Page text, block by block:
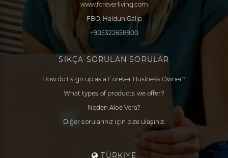
www.foreverliving.com
FBO: Haldun Galip
+905322658900
SIKÇA SORULAN SORULAR
How do I sign up as a Forever Business Owner?
What types of products we offer?
Neden Aloe Vera?
Diğer sorularınız için bize ulaşınız.
TÜRKIYE